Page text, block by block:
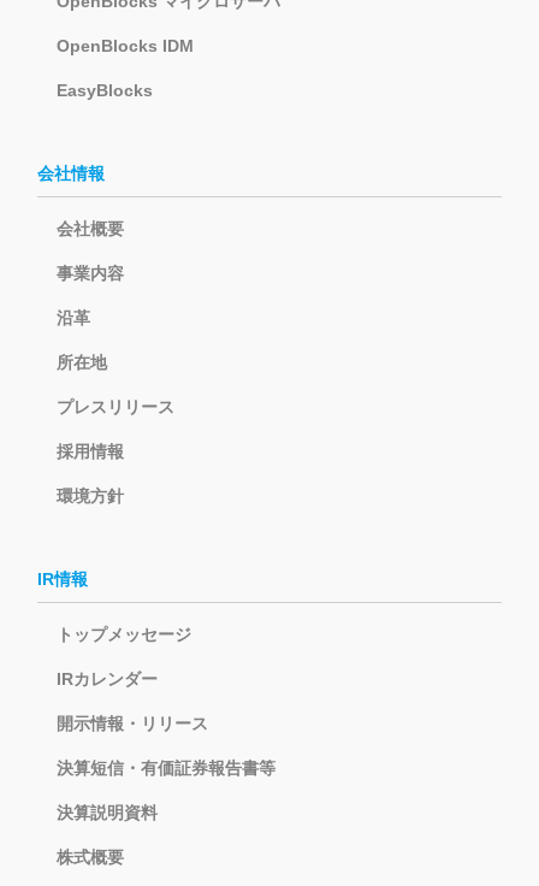
OpenBlocks IDM
EasyBlocks
会社情報
会社概要
事業内容
沿革
所在地
プレスリリース
採用情報
環境方針
IR情報
トップメッセージ
IRカレンダー
開示情報・リリース
決算短信・有価証券報告書等
決算説明資料
株式概要